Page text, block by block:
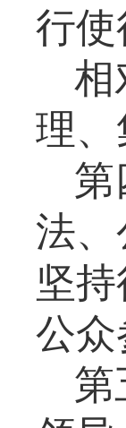
行使
相
理、
第
法
坚
公
第